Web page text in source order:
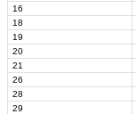
16
18
19
20
21
26
28
29